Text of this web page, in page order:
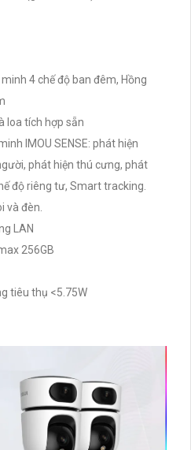
4 chế độ ban đêm, Hồng
loa tích hợp sẵn
IMOU SENSE: phát hiện
phát hiện thú cưng, phát
độ riêng tư, Smart tracking.
và đèn.
LAN
256GB
tiêu thụ <5.75W